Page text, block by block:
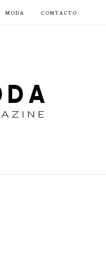
MODA CONTACTO